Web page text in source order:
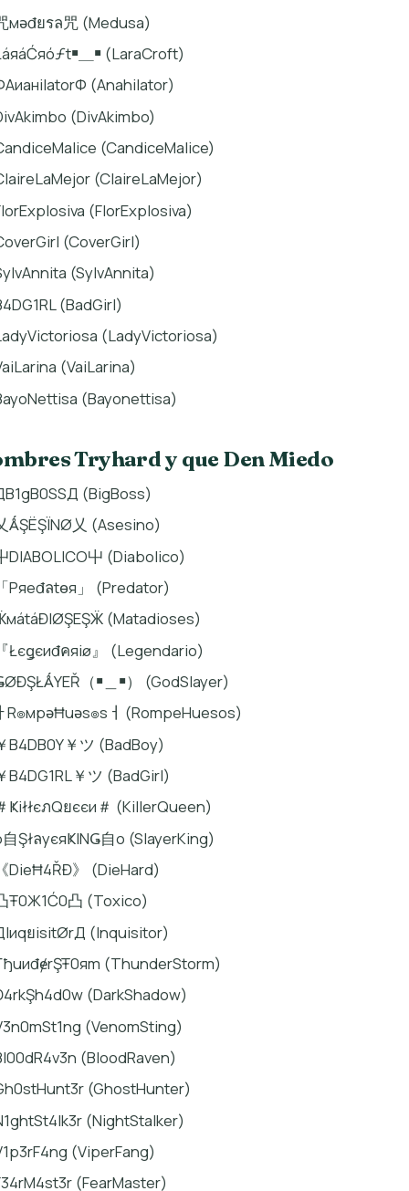
мǝđยรล咒 (Medusa)
￭＿￭ (LaraCroft)
(Anahilator)
(DivAkimbo)
(CandiceMalice)
(ClaireLaMejor)
(FlorExplosiva)
(CoverGirl)
(SylvAnnita)
(BadGirl)
(LadyVictoriosa)
(VaiLarina)
(Bayonettisa)
Tryhard y que Den Miedo
(BigBoss)
ǺŞËŞÏNØ乂 (Asesino)
DIABOLICO屮 (Diabolico)
Pяeđลtѳя」 (Predator)
(Matadioses)
Łєǥєиđคяiø』 (Legendario)
（￭＿￭） (GodSlayer)
๏мpǝĦuǝs๏sￆ (RompeHuesos)
B4DB0Y￥ツ (BadBoy)
B4DG1RL￥ツ (BadGirl)
ҜiłłєภQยєєи＃ (KillerQueen)
ŞłลyєяҜINǤ自o (SlayerKing)
DieĦ4ŘĐ》 (DieHard)
Ŧ0Ж1Ć0凸 (Toxico)
ยisitØrД (Inquisitor)
(ThunderStorm)
(DarkShadow)
(VenomSting)
(BloodRaven)
(GhostHunter)
(NightStalker)
(ViperFang)
(FearMaster)